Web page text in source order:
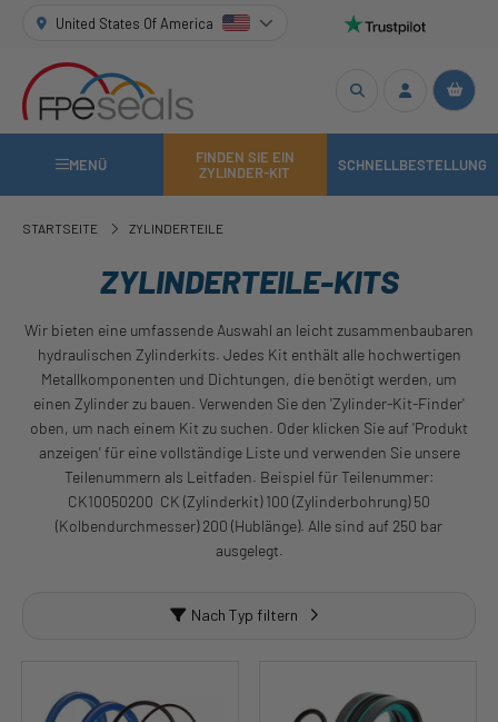
United States Of America
MENÜ
FINDEN SIE EIN
ZYLINDER-KIT
SCHNELLBESTELLUNG
STARTSEITE ZYLINDERTEILE
ZYLINDERTEILE-KITS
Wir bieten eine umfassende Auswahl an leicht zusammenbaubaren
hydraulischen Zylinderkits. Jedes Kit enthält alle hochwertigen
Metallkomponenten und Dichtungen, die benötigt werden, um
einen Zylinder zu bauen. Verwenden Sie den 'Zylinder-Kit-Finder'
oben, um nach einem Kit zu suchen. Oder klicken Sie auf 'Produkt
anzeigen' für eine vollständige Liste und verwenden Sie unsere
Teilenummern als Leitfaden. Beispiel für Teilenummer:
CK10050200 CK (Zylinderkit) 100 (Zylinderbohrung) 50
(Kolbendurchmesser) 200 (Hublänge). Alle sind auf 250 bar
ausgelegt.
Nach Typ filtern